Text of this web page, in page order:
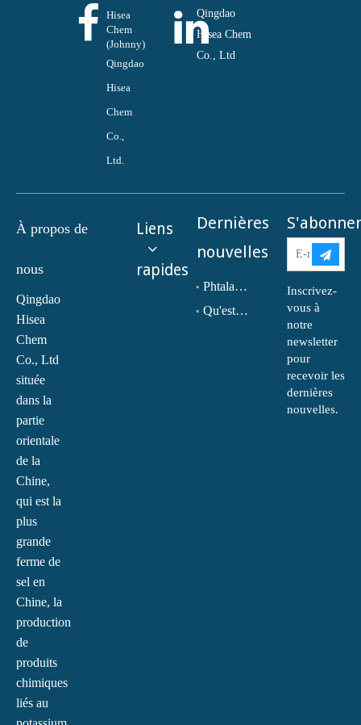
Hisea
Chem
(Johnny)
Qingdao
Hisea
Chem
Co.,
Ltd.
Qingdao
Hisea Chem
Co., Ltd
À propos de
nous
Qingdao
Hisea
Chem
Co., Ltd
située
dans la
partie
orientale
de la
Chine,
qui est la
plus
grande
ferme de
sel en
Chine, la
production
de
produits
chimiques
liés au
Liens
rapides
Dernières
nouvelles
Phtalate de dioctyle (DOP) N° CAS : 117-81-7
Qu'est-ce que la monoéthanolamine (MEA) ?
S'abonner
Inscrivez-
vous à
notre
newsletter
pour
recevoir les
dernières
nouvelles.